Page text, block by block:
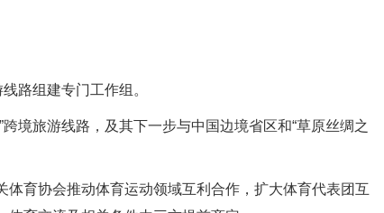
路组建专门工作组。
境旅游线路，及其下一步与中国边境省区和“草原丝绸之
育协会推动体育运动领域互利合作，扩大体育代表团互